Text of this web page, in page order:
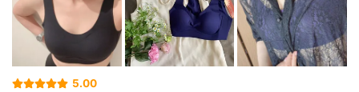
5.00